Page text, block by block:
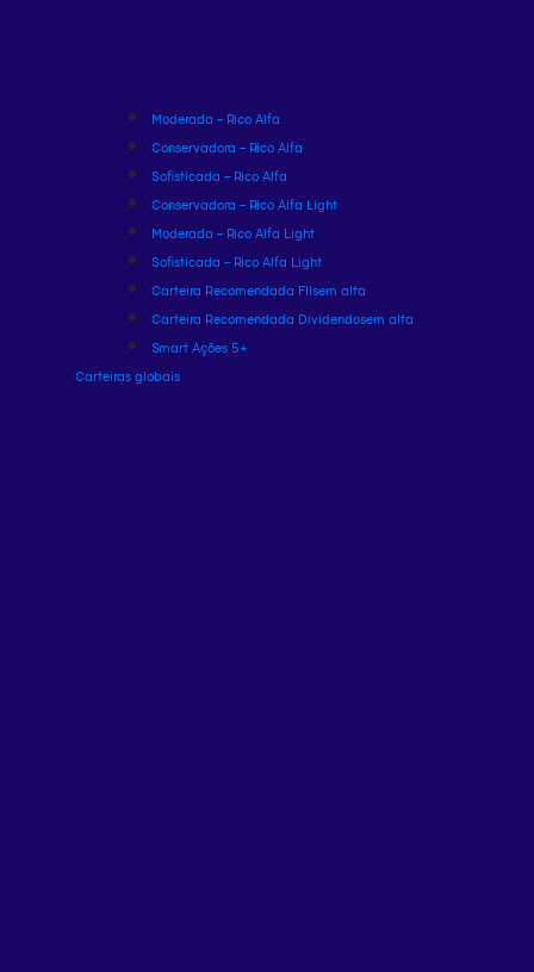
Moderada – Rico Alfa
Conservadora – Rico Alfa
Sofisticada – Rico Alfa
Conservadora – Rico Alfa Light
Moderada – Rico Alfa Light
Sofisticada – Rico Alfa Light
Carteira Recomendada FIIsem alta
Carteira Recomendada Dividendosem alta
Smart Ações 5+
Carteiras globais